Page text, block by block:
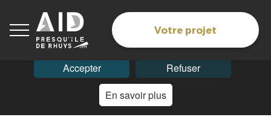
Les cookies assurent le bon fonctionnement du site. En
navigant sur ce site, vous acceptez l'utilisation des
cookies.
Accepter
Refuser
En savoir plus
Votre projet
> Biens > A DEUX PAS DU GOLFE -...